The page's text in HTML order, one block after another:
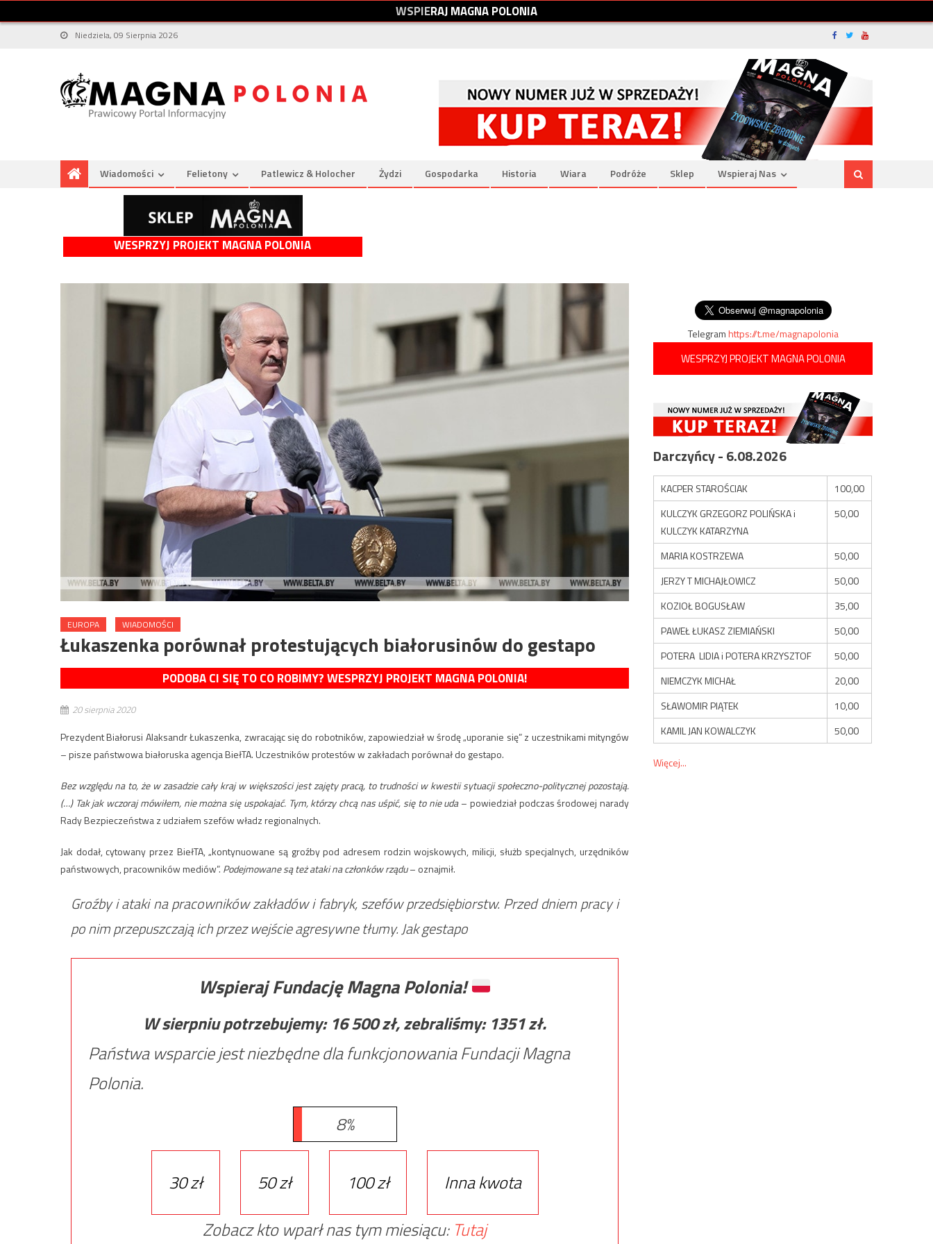
WSPIERAJMAGNAPOLONIA
Niedziela, 09 Sierpnia 2026
Wiadomości Felietony Patlewicz & Holocher Żydzi Gospodarka Historia Wiara Podróże Sklep Wspieraj Nas
WESPRZYJ PROJEKT MAGNA POLONIA
EUROPA WIADOMOŚCI
Łukaszenka porównał protestujących białorusinów do gestapo
PODOBA CI SIĘ TO CO ROBIMY? WESPRZYJ PROJEKT MAGNA POLONIA!
20 sierpnia 2020
Prezydent Białorusi Alaksandr Łukaszenka, zwracając się do robotników, zapowiedział w środę „uporanie się” z uczestnikami mityngów
– pisze państwowa białoruska agencja BiełTA. Uczestników protestów w zakładach porównał do gestapo.
Bez względu na to, że w zasadzie cały kraj w większości jest zajęty pracą, to trudności w kwestii sytuacji społeczno-politycznej pozostają.
(…) Tak jak wczoraj mówiłem, nie można się uspokajać. Tym, którzy chcą nas uśpić, się to nie uda– powiedział podczas środowej narady
Rady Bezpieczeństwa z udziałem szefów władz regionalnych.
Jak dodał, cytowany przez BiełTA, „kontynuowane są groźby pod adresem rodzin wojskowych, milicji, służb specjalnych, urzędników
państwowych, pracowników mediów”. Podejmowane są też ataki na członków rządu– oznajmił.
Groźby i ataki na pracowników zakładów i fabryk, szefów przedsiębiorstw. Przed dniem pracy i
po nim przepuszczają ich przez wejście agresywne tłumy. Jak gestapo
Wspieraj Fundację Magna Polonia!
W sierpniu potrzebujemy: 16 500zł, zebraliśmy: 1351zł.
Państwa wsparcie jest niezbędne dla funkcjonowania Fundacji Magna
Polonia.
8%
30 zł 50 zł 100 zł
Inna kwota
Zobacz kto wparł nas tym miesiącu: Tutaj
Telegramhttps://t.me/magnapolonia
WESPRZYJ PROJEKT MAGNA POLONIA
Darczyńcy - 6.08.2026
KACPER STAROŚCIAK
100,00
KULCZYK GRZEGORZ POLIŃSKA i
KULCZYK KATARZYNA
50,00
MARIA KOSTRZEWA
50,00
JERZY T MICHAJŁOWICZ
50,00
KOZIOŁ BOGUSŁAW
35,00
PAWEŁ ŁUKASZ ZIEMIAŃSKI
50,00
POTERA LIDIA i POTERA KRZYSZTOF
50,00
NIEMCZYK MICHAŁ
20,00
SŁAWOMIR PIĄTEK
10,00
KAMIL JAN KOWALCZYK
50,00
Więcej...